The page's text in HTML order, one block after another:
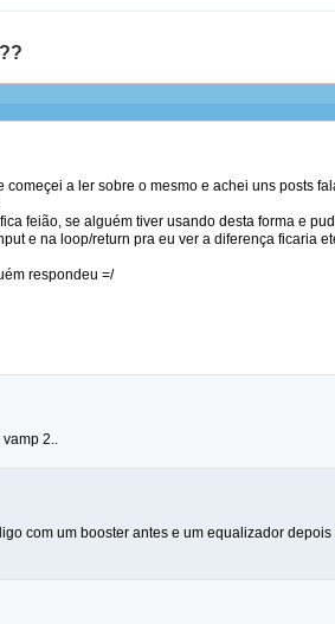
a ler sobre o mesmo e achei uns posts
feião, se alguém tiver usando desta forma e
e na loop/return pra eu ver a diferença ficaria
respondeu =/
2..
com um booster antes e um equalizador